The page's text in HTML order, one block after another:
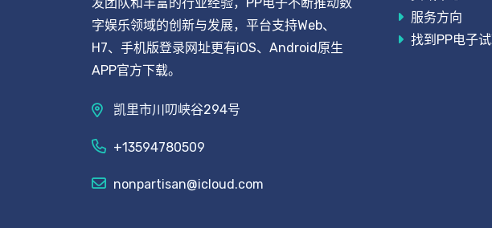
字娱乐领域的创新与发展，平台支持Web、
H7、手机版登录网址更有iOS、Android原生
APP官方下载。
凯里市川叨峡谷294号
+13594780509
nonpartisan@icloud.com
服务方向
找到PP电子